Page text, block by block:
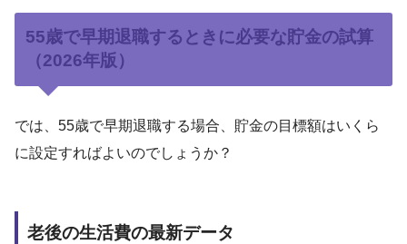
55歳で早期退職するときに必要な貯金の試算
（2026年版）
では、55歳で早期退職する場合、貯金の目標額はいくら
に設定すればよいのでしょうか？
老後の生活費の最新データ